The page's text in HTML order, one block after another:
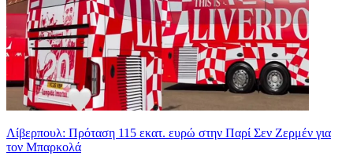
Λίβερπουλ: Πρόταση 115 εκατ. ευρώ στην Παρί Σεν Ζερμέν για
τον Μπαρκολά